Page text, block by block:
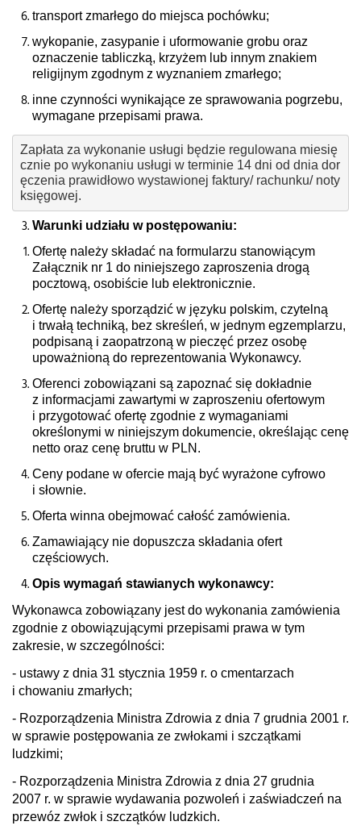
transport zmarłego do miejsca pochówku;
wykopanie, zasypanie i uformowanie grobu oraz
oznaczenie tabliczką, krzyżem lub innym znakiem
religijnym zgodnym z wyznaniem zmarłego;
inne czynności wynikające ze sprawowania pogrzebu,
wymagane przepisami prawa.
Zapłata za wykonanie usługi będzie regulowana miesię
cznie po wykonaniu usługi w terminie 14 dni od dnia dor
ęczenia prawidłowo wystawionej faktury/ rachunku/ noty
księgowej.
Warunki udziału w postępowaniu:
Ofertę należy składać na formularzu stanowiącym
Załącznik nr 1 do niniejszego zaproszenia drogą
pocztową, osobiście lub elektronicznie.
Ofertę należy sporządzić w języku polskim, czytelną
i trwałą techniką, bez skreśleń, w jednym egzemplarzu,
podpisaną i zaopatrzoną w pieczęć przez osobę
upoważnioną do reprezentowania Wykonawcy.
Oferenci zobowiązani są zapoznać się dokładnie
z informacjami zawartymi w zaproszeniu ofertowym
i przygotować ofertę zgodnie z wymaganiami
określonymi w niniejszym dokumencie, określając cenę
netto oraz cenę bruttu w PLN.
Ceny podane w ofercie mają być wyrażone cyfrowo
i słownie.
Oferta winna obejmować całość zamówienia.
Zamawiający nie dopuszcza składania ofert
częściowych.
Opis wymagań stawianych wykonawcy:
Wykonawca zobowiązany jest do wykonania zamówienia
zgodnie z obowiązującymi przepisami prawa w tym
zakresie, w szczególności:
- ustawy z dnia 31 stycznia 1959 r. o cmentarzach
i chowaniu zmarłych;
- Rozporządzenia Ministra Zdrowia z dnia 7 grudnia 2001 r.
w sprawie postępowania ze zwłokami i szczątkami
ludzkimi;
- Rozporządzenia Ministra Zdrowia z dnia 27 grudnia
2007 r. w sprawie wydawania pozwoleń i zaświadczeń na
przewóz zwłok i szczątków ludzkich.